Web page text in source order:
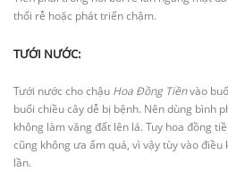
thối rễ hoặc phát triển chậm.
TƯỚI NƯỚC:
Tưới nước cho chậu Hoa Đồng Tiềnvào
buổi chiều cây dễ bị bệnh. Nên dùng bình
không làm văng đất lên lá. Tuy hoa đồng
cũng không ưa ẩm quá, vì vậy tùy vào
lần.